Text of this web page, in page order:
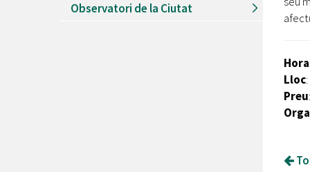
Observatori de la Ciutat
Hora
Lloc
Preu